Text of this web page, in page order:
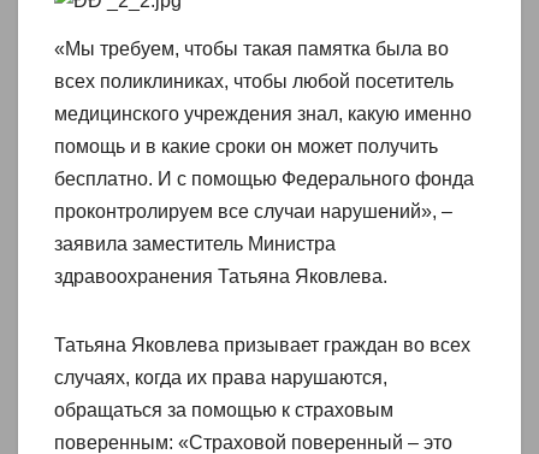
«Мы требуем, чтобы такая памятка была во
всех поликлиниках, чтобы любой посетитель
медицинского учреждения знал, какую именно
помощь и в какие сроки он может получить
бесплатно. И с помощью Федерального фонда
проконтролируем все случаи нарушений», –
заявила заместитель Министра
здравоохранения Татьяна Яковлева.
Татьяна Яковлева призывает граждан во всех
случаях, когда их права нарушаются,
обращаться за помощью к страховым
поверенным: «Страховой поверенный – это